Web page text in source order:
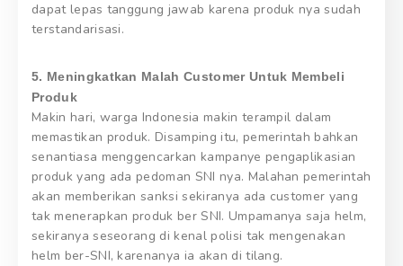
dapat lepas tanggung jawab karena produk nya sudah
terstandarisasi.
5. Meningkatkan Malah Customer Untuk Membeli
Produk
Makin hari, warga Indonesia makin terampil dalam
memastikan produk. Disamping itu, pemerintah bahkan
senantiasa menggencarkan kampanye pengaplikasian
produk yang ada pedoman SNI nya. Malahan pemerintah
akan memberikan sanksi sekiranya ada customer yang
tak menerapkan produk ber SNI. Umpamanya saja helm,
sekiranya seseorang di kenal polisi tak mengenakan
helm ber-SNI, karenanya ia akan di tilang.